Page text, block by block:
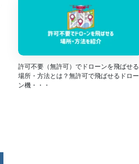
許可不要（無許可）でドローンを飛ばせる
場所・方法とは？無許可で飛ばせるドロー
ン機・・・